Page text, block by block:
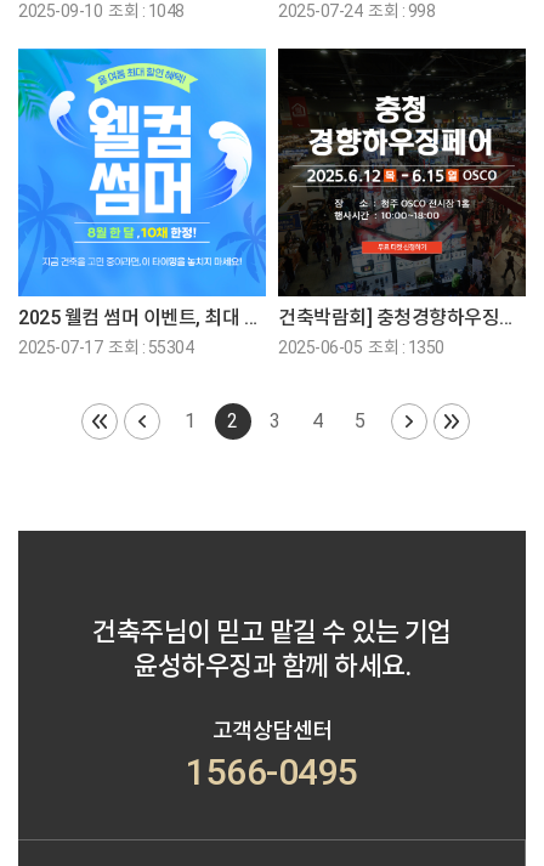
2025-09-10 조회 : 1048 2025-07-24 조회 : 998
2025 웰컴 썸머 이벤트, 최대 혜택을 놓치지 마세요!
2025-07-17 조회 : 55304
건축박람회] 충청경향하우징페어에 참가합니다♡
2025-06-05 조회 : 1350
1 2 3 4 5
건축주님이 믿고 맡길 수 있는 기업
윤성하우징과 함께 하세요.
고객상담센터
1566-0495